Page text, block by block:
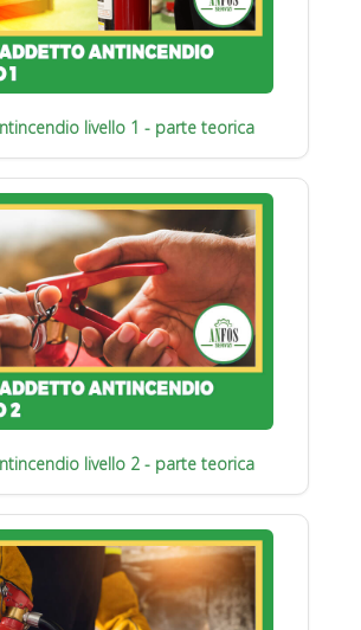
livello 1 - parte teorica
livello 2 - parte teorica